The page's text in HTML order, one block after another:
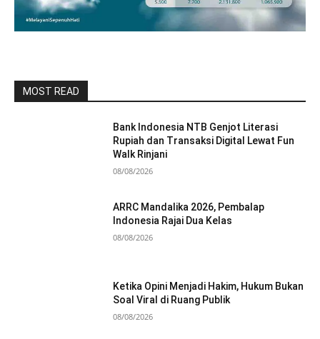
MOST READ
Bank Indonesia NTB Genjot Literasi
Rupiah dan Transaksi Digital Lewat Fun
Walk Rinjani
08/08/2026
ARRC Mandalika 2026, Pembalap
Indonesia Rajai Dua Kelas
08/08/2026
Ketika Opini Menjadi Hakim, Hukum Bukan
Soal Viral di Ruang Publik
08/08/2026